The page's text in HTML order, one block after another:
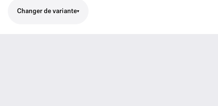
Changer de variante